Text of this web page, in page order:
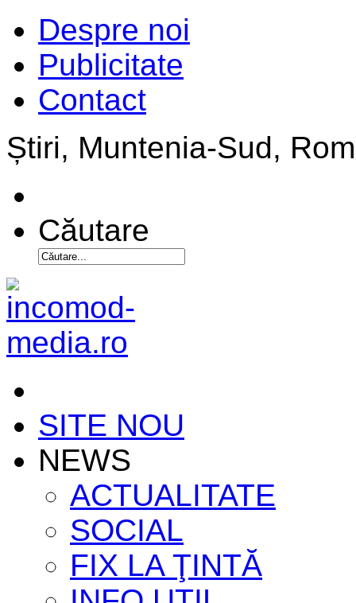
Despre noi
Publicitate
Contact
Știri, Muntenia-Sud,
Căutare
SITE NOU
NEWS
ACTUALITATE
SOCIAL
FIX LA ŢINTĂ